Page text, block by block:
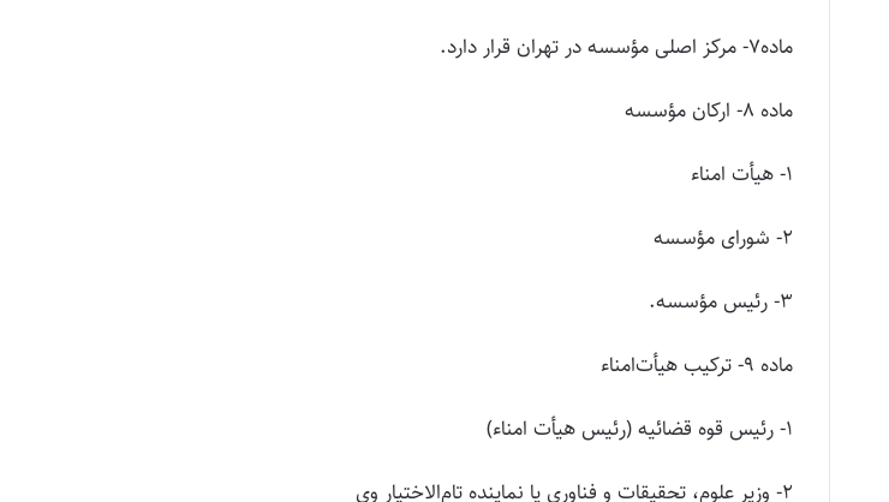
ماده۷- مرکز اصلی مؤسسه در تهران قرار دارد.
ماده ۸- ارکان مؤسسه
۱- هیأت امناء
۲- شورای مؤسسه
۳- رئیس مؤسسه.
ماده ۹- ترکیب هیأت‌امناء
۱- رئیس قوه قضائیه (رئیس هیأت امناء)
۲- وزیر علوم، تحقیقات و فناوری یا نماینده تام‌الاختیار وی